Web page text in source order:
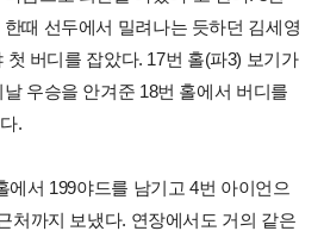
때 선두에서 밀려나는 듯하던 김세영
첫 버디를 잡았다. 17번 홀(파3) 보기가
우승을 안겨준 18번 홀에서 버디를
.
에서 199야드를 남기고 4번 아이언으
처까지 보냈다. 연장에서도 거의 같은